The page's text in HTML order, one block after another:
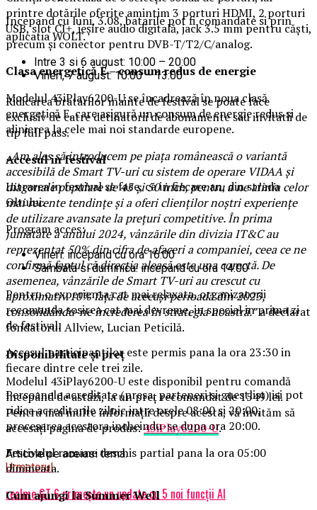
printre dotările oferite amintim 3 porturi HDMI, 2 porturi
USB, slot CI+, ieșire audio digitală, jack 3.5 mm pentru căști,
precum și conector pentru DVB-T/T2/C/analog.
Clasa energetică E – consum redus de energie
Modelul 43iPlay6200-U se încadrează în noua clasă
energetică E, care asigură un consum de energie redus și
alinierea la cele mai noi standarde europene.
„Am ales să introducem pe piața românească o variantă
accesibilă de Smart TV-uri cu sistem de operare VIDAA și
diagonale populare de 43 și 50 inch, pentru a ne alinia celor
mai recente tendințe și a oferi clienților noștri experiențe
de utilizare avansate la prețuri competitive. În prima
jumătate a anului 2024, vânzările din divizia IT&C au
reprezentat 50% din cifra de afaceri a companiei, ceea ce ne
confirmă faptul că direcția aleasă este una corectă. De
asemenea, vânzările de Smart TV-uri au crescut cu
aproximativ 10% față de aceeași perioadă din 2023,
consolidându-ne încrederea în strategia noastră.”a declarat
fondatorul Allview, Lucian Peticilă.
Disponibilitate și preț
Modelul 43iPlay6200-U este disponibil pentru comandă
începând de astăzi, la un preț recomandat de 1549 lei.
Pentru mai multe informații despre acesta, vă invităm să
accesați pagina de produs:43iPlay6200-U.
Articole pe aceiasi tema:
Urmatorul
realme GT 6 primeşte un update cu 5 noi funcţii AI
Incepand cu luni, 3.08, batarile pot fi comandate si prin
aplicatia WOLT.
Intre 3 si 6 august: 10:00 – 20:00
Vineri, 7 august: 10:00 – 13:00
Ridicarea bratarilor inainte de festival se poate face
exclusiv de catre detinatorii de abonamente sau invitatii de
tip full pass.
Accesul in festival
Intrarea in festival se face, ca in fiecare an, din strada
Oltului.
Program acces:
Vineri: incepand cu ora 16:00
Sambata si duminica: incepand cu ora 14:00
Pentru o experienta cat mai relaxata, organizatorii
recomanda sosirea cat mai devreme, in special in prima zi
de festival.
Accesul participantilor este permis pana la ora 23:30 in
fiecare dintre cele trei zile.
Persoanele acreditate (presa, parteneri si guestlist) isi pot
ridica acreditarile zilnic intre orele 08:00 si 20:00,
procesarea acestora incheindu-se dupa ora 20:00.
Festivalul ramane deschis partial pana la ora 05:00
dimineata.
Cum ajungi la Summer Well